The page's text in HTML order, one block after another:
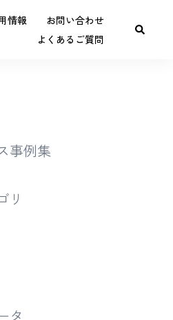
情報
お問い合わせ
よくあるご質問
事例集
リ
タ